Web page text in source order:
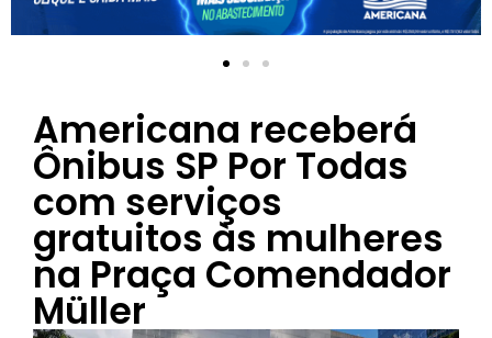
Americana receberá
Ônibus SP Por Todas
com serviços
gratuitos às mulheres
na Praça Comendador
Müller